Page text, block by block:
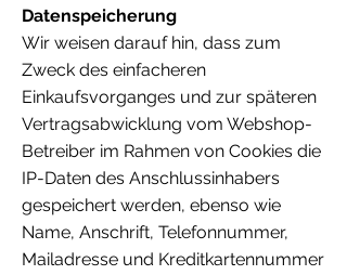
Datenspeicherung
Wir weisen darauf hin, dass zum
Zweck des einfacheren
Einkaufsvorganges und zur späteren
Vertragsabwicklung vom Webshop-
Betreiber im Rahmen von Cookies die
IP-Daten des Anschlussinhabers
gespeichert werden, ebenso wie
Name, Anschrift, Telefonnummer,
Mailadresse und Kreditkartennummer